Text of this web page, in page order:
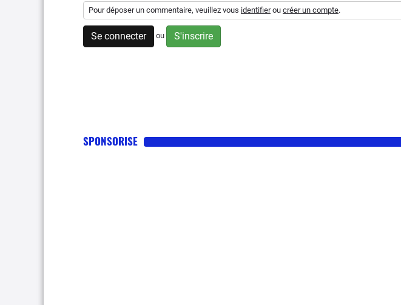
Pour déposer un commentaire, veuillez vous identifierou créer un compte.
Se connecter ou S'inscrire
SPONSORISE